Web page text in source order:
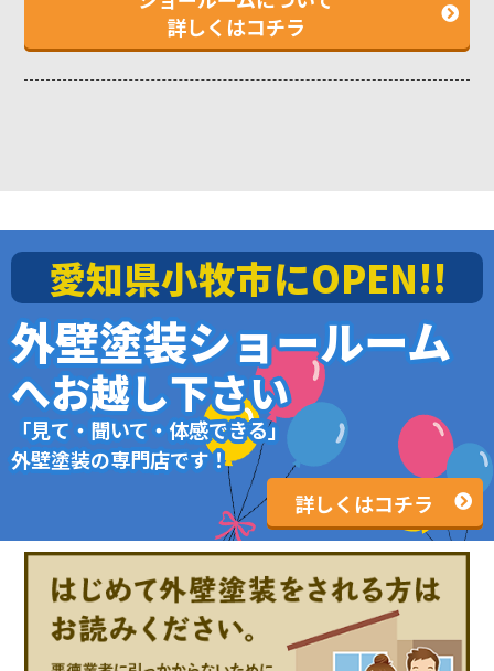
詳しくはコチラ
愛知県小牧市にOPEN!!
外壁塗装ショールーム
へお越し下さい
「見て・聞いて・体感できる」
外壁塗装の専門店です！
詳しくはコチラ